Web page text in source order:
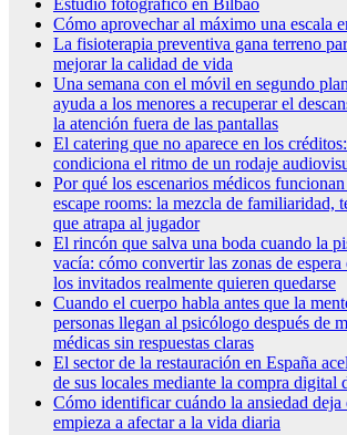
Estudio fotográfico en Bilbao
Cómo aprovechar al máximo una escala
La fisioterapia preventiva gana terreno
mejorar la calidad de vida
Una semana con el móvil en segundo
ayuda a los menores a recuperar el
la atención fuera de las pantallas
El catering que no aparece en los
condiciona el ritmo de un rodaje
Por qué los escenarios médicos
escape rooms: la mezcla de familiaridad,
que atrapa al jugador
El rincón que salva una boda cuando la
vacía: cómo convertir las zonas de espera
los invitados realmente quieren quedarse
Cuando el cuerpo habla antes que la
personas llegan al psicólogo después de
médicas sin respuestas claras
El sector de la restauración en España
de sus locales mediante la compra digital
Cómo identificar cuándo la ansiedad deja
empieza a afectar a la vida diaria